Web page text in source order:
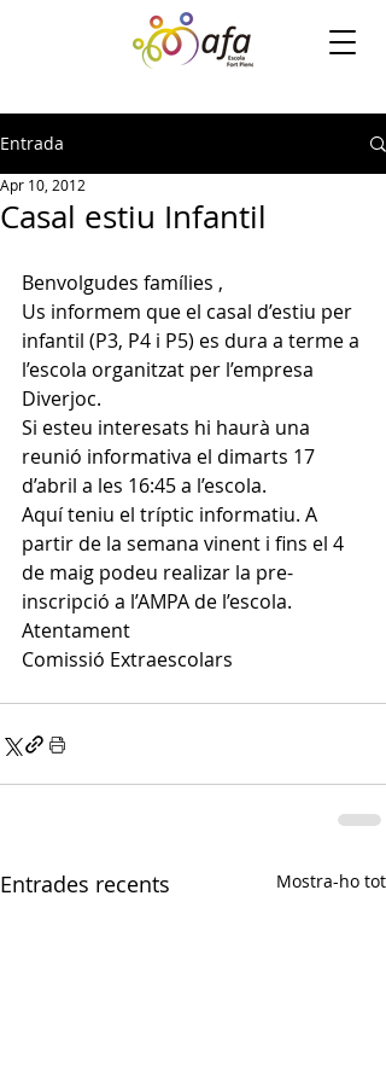
Entrada
Casal estiu Infantil
Apr 10, 2012
Benvolgudes famílies ,
Us informem que el casal d’estiu per
infantil (P3, P4 i P5) es dura a terme a
l’escola organitzat per l’empresa
Diverjoc.
Si esteu interesats hi haurà una
reunió informativa el dimarts 17
d’abril a les 16:45 a l’escola.
Aquí teniu el tríptic informatiu. A
partir de la semana vinent i fins el 4
de maig podeu realizar la pre-
inscripció a l’AMPA de l’escola.
Atentament
Comissió Extraescolars
Entrades recents Mostra-ho tot